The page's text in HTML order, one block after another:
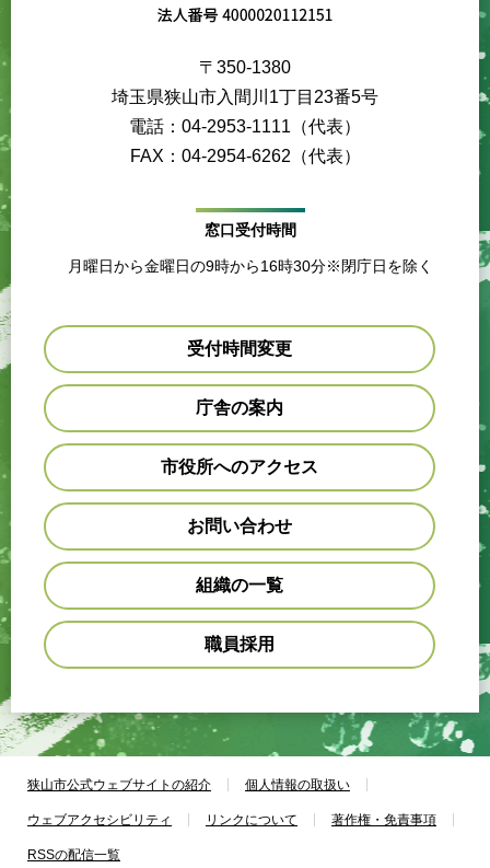
〒350-1380
埼玉県狭山市入間川1丁目23番5号
電話：04-2953-1111（代表）
FAX：04-2954-6262（代表）
窓口受付時間
月曜日から金曜日の9時から16時30分※閉庁日を除く
受付時間変更
庁舎の案内
市役所へのアクセス
お問い合わせ
組織の一覧
職員採用
狭山市公式ウェブサイトの紹介 個人情報の取扱い
ウェブアクセシビリティ リンクについて 著作権・免責事項
RSSの配信一覧